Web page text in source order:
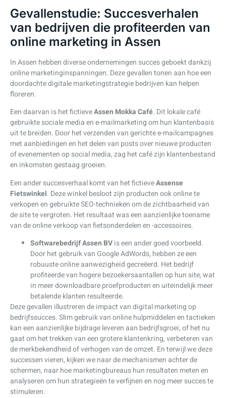
Gevallenstudie: Succesverhalen
van bedrijven die profiteerden van
online marketing in Assen
In Assen hebben diverse ondernemingen succes geboekt dankzij
online marketinginspanningen. Deze gevallen tonen aan hoe een
doordachte digitale marketingstrategie bedrijven kan helpen
floreren.
Een daarvan is het fictieveAssen Mokka Café. Dit lokale café
gebruikte sociale media en e-mailmarketing om hun klantenbasis
uit te breiden. Door het verzenden van gerichte e-mailcampagnes
met aanbiedingen en het delen van posts over nieuwe producten
of evenementen op social media, zag het café zijn klantenbestand
en inkomsten gestaag groeien.
Een ander succesverhaal komt van het fictieveAssense
Fietswinkel. Deze winkel besloot zijn producten ook online te
verkopen en gebruikte SEO-technieken om de zichtbaarheid van
de site te vergroten. Het resultaat was een aanzienlijke toename
van de online verkoop van fietsonderdelen en -accessoires.
Softwarebedrijf Assen BVis een ander goed voorbeeld.
Door het gebruik van Google AdWords, hebben ze een
robuuste online aanwezigheid gecreëerd. Het bedrijf
profiteerde van hogere bezoekersaantallen op hun site, wat
in meer downloadbare proefproducten en uiteindelijk meer
betalende klanten resulteerde.
Deze gevallen illustreren de impact van digital marketing op
bedrijfssucces. Slim gebruik van online hulpmiddelen en tactieken
kan een aanzienlijke bijdrage leveren aan bedrijfsgroei, of het nu
gaat om het trekken van een grotere klantenkring, verbeteren van
de merkbekendheid of verhogen van de omzet. En terwijl we deze
successen vieren, kijken we naar de mechanismen achter de
schermen, naar hoe marketingbureaus hun resultaten meten en
analyseren om hun strategieën te verfijnen en nog meer succes te
stimuleren.